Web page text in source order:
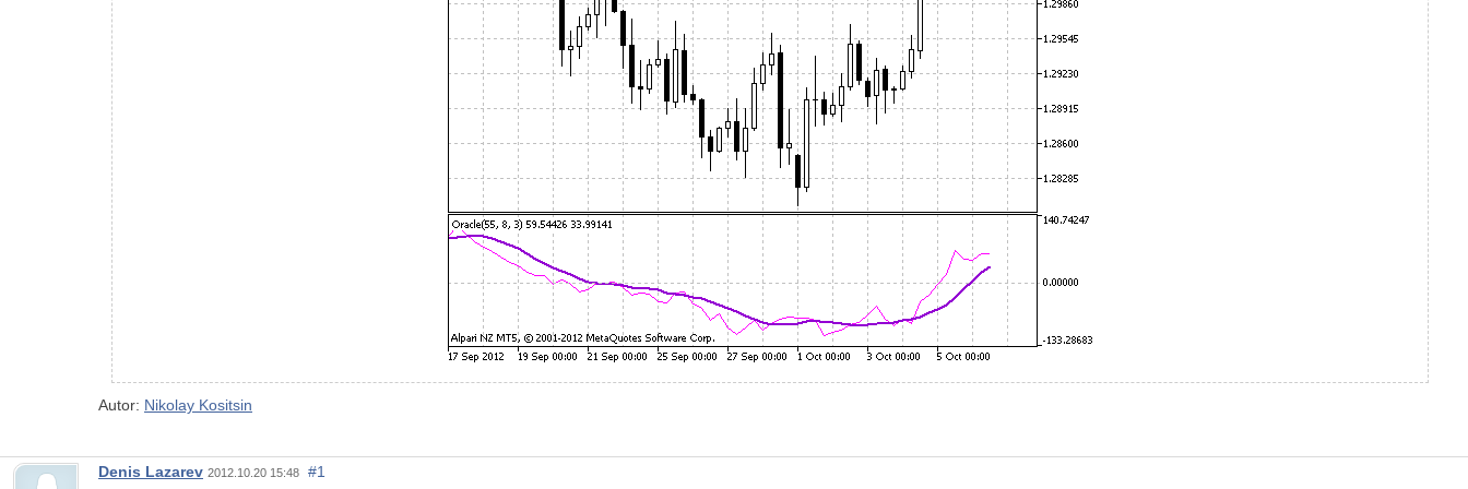
Autor: Nikolay Kositsin
Denis Lazarev 2012.10.20 15:48 #1